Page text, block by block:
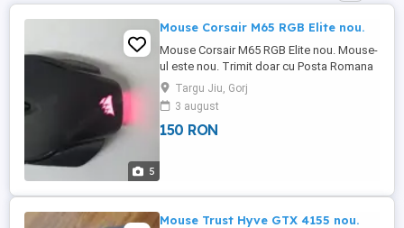
5
Mouse Corsair M65 RGB Elite nou.
Mouse Corsair M65 RGB Elite nou. Mouse-
ul este nou. Trimit doar cu Posta Romana
25 lei. Produsul nu se pote returna. Nu
raspund la telefon,doar mesaje aici,in
mesagerie.
Targu Jiu, Gorj
3 august
150 RON
Mouse Trust Hyve GTX 4155 nou.